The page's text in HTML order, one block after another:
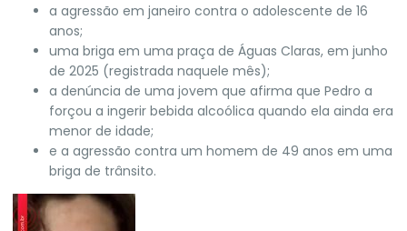
a agressão em janeiro contra o adolescente de 16
anos;
uma briga em uma praça de Águas Claras, em junho
de 2025 (registrada naquele mês);
a denúncia de uma jovem que afirma que Pedro a
forçou a ingerir bebida alcoólica quando ela ainda era
menor de idade;
e a agressão contra um homem de 49 anos em uma
briga de trânsito.